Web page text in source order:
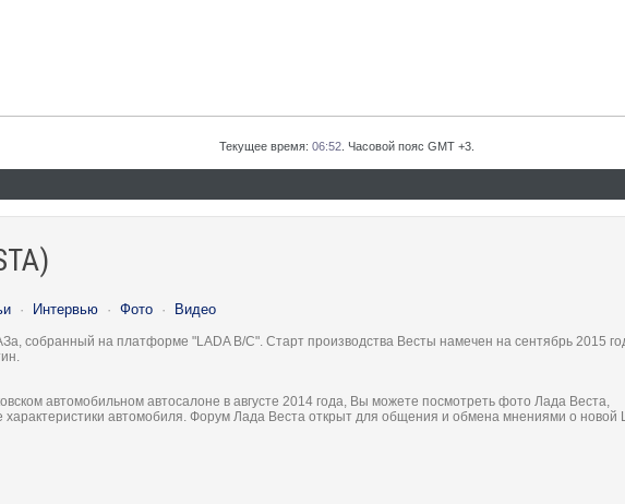
Текущее время: 06:52 . Часовой пояс GMT +3.
· Интервью · Фото · Видео
собранный на платформе "LADA B/C". Старт производства Весты намечен на сентябрь 2015
автомобильном автосалоне в августе 2014 года, Вы можете посмотреть фото Лада Веста,
характеристики автомобиля. Форум Лада Веста открыт для общения и обмена мнениями о новой